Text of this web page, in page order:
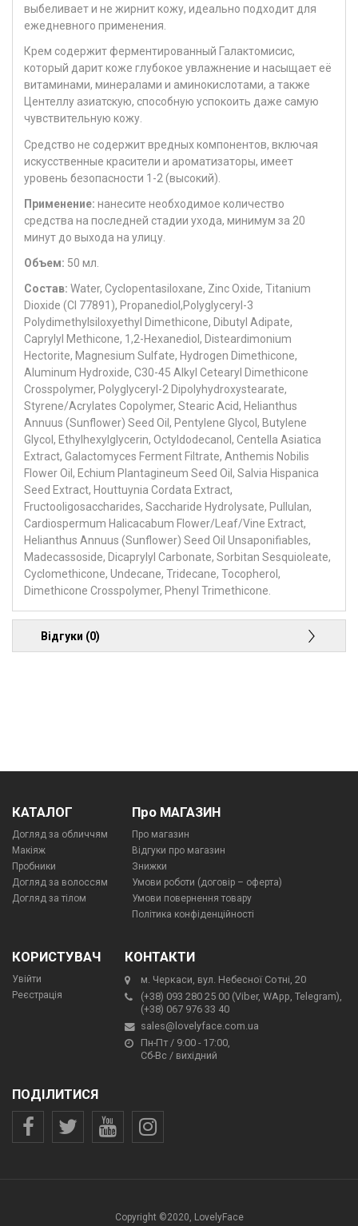
выбеливает и не жирнит кожу, идеально подходит для
ежедневного применения.
Крем содержит ферментированный Галактомисис,
который дарит коже глубокое увлажнение и насыщает её
витаминами, минералами и аминокислотами, а также
Центеллу азиатскую, способную успокоить даже самую
чувствительную кожу.
Средство не содержит вредных компонентов, включая
искусственные красители и ароматизаторы, имеет
уровень безопасности 1-2 (высокий).
Применение: нанесите необходимое количество
средства на последней стадии ухода, минимум за 20
минут до выхода на улицу.
Объем: 50 мл.
Состав: Water, Cyclopentasiloxane, Zinc Oxide, Titanium
Dioxide (CI 77891), Propanediol,Polyglyceryl-3
Polydimethylsiloxyethyl Dimethicone, Dibutyl Adipate,
Caprylyl Methicone, 1,2-Hexanediol, Disteardimonium
Hectorite, Magnesium Sulfate, Hydrogen Dimethicone,
Aluminum Hydroxide, C30-45 Alkyl Cetearyl Dimethicone
Crosspolymer, Polyglyceryl-2 Dipolyhydroxystearate,
Styrene/Acrylates Copolymer, Stearic Acid, Helianthus
Annuus (Sunflower) Seed Oil, Pentylene Glycol, Butylene
Glycol, Ethylhexylglycerin, Octyldodecanol, Centella Asiatica
Extract, Galactomyces Ferment Filtrate, Anthemis Nobilis
Flower Oil, Echium Plantagineum Seed Oil, Salvia Hispanica
Seed Extract, Houttuynia Cordata Extract,
Fructooligosaccharides, Saccharide Hydrolysate, Pullulan,
Cardiospermum Halicacabum Flower/Leaf/Vine Extract,
Helianthus Annuus (Sunflower) Seed Oil Unsaponifiables,
Madecassoside, Dicaprylyl Carbonate, Sorbitan Sesquioleate,
Cyclomethicone, Undecane, Tridecane, Tocopherol,
Dimethicone Crosspolymer, Phenyl Trimethicone.
Відгуки (0)
КАТАЛОГ
Догляд за обличчям
Макіяж
Пробники
Догляд за волоссям
Догляд за тілом
Про МАГАЗИН
Про магазин
Відгуки про магазин
Знижки
Умови роботи (договір – оферта)
Умови повернення товару
Політика конфіденційності
КОРИСТУВАЧ
Увійти
Реєстрація
КОНТАКТИ
м. Черкаси, вул. Небесної Сотні, 20
(+38) 093 280 25 00 (Viber, WApp, Telegram),
(+38) 067 976 33 40
sales@lovelyface.com.ua
Пн-Пт / 9:00 - 17:00,
Сб-Вс / вихідний
ПОДІЛИТИСЯ
Copyright ©2020, LovelyFace